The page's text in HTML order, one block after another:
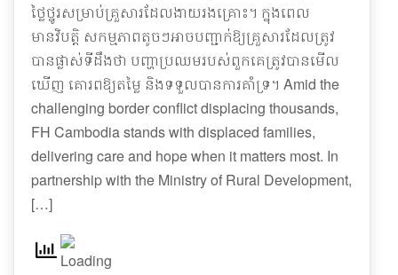
ថ្លៃថ្នូរសម្រាប់គ្រួសារដែលងាយរងគ្រោះ។ ក្នុងពេល
មានវិបត្តិ សកម្មភាពតូចៗអាចបញ្ជាក់ឱ្យគ្រួសារដែលត្រូវ
បានផ្លាស់ទីដឹងថា បញ្ហាប្រឈមរបស់ពួកគេត្រូវបានមើល
ឃើញ គោរពឱ្យតម្លៃ និងទទួលបានការគាំទ្រ។ Amid the
challenging border conflict displacing thousands,
FH Cambodia stands with displaced families,
delivering care and hope when it matters most. In
partnership with the Ministry of Rural Development,
[…]